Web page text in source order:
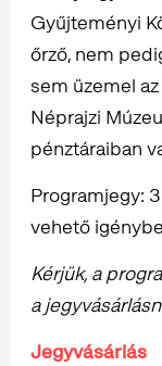
Gyűjteményi
őrző, nem
sem üzemel
Néprajzi
pénztáraiban
Programjegy:
vehető
Kérjük, a
a
Jegyvásárlás